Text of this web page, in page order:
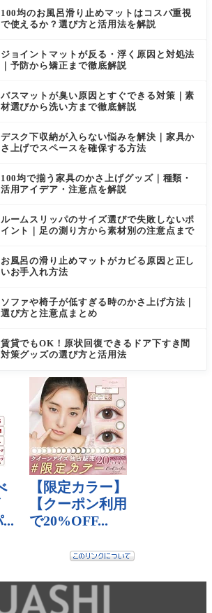
100均のお風呂滑り止めマットはコスパ重視
で使えるか？選び方と活用法を解説
ジョイントマットが反る・浮く原因と対処法
｜予防から矯正まで徹底解説
バスマットが臭い原因とすぐできる対策｜素
材選びから洗い方まで徹底解説
デスク下収納が入らない悩みを解決｜家具か
さ上げでスペースを確保する方法
100均で揃う家具のかさ上げグッズ｜種類・
活用アイデア・注意点を解説
ルームスリッパのサイズ選びで失敗しないポ
イント｜足の測り方から素材別の注意点まで
お風呂の滑り止めマットがカビる原因と正し
いお手入れ方法
ソファや椅子が低すぎる時のかさ上げ方法｜
選び方と注意点まとめ
賃貸でもOK！原状回復できるドア下すき間
対策グッズの選び方と活用法
りやすく
なり、高
や
センチ上
げればい
「上